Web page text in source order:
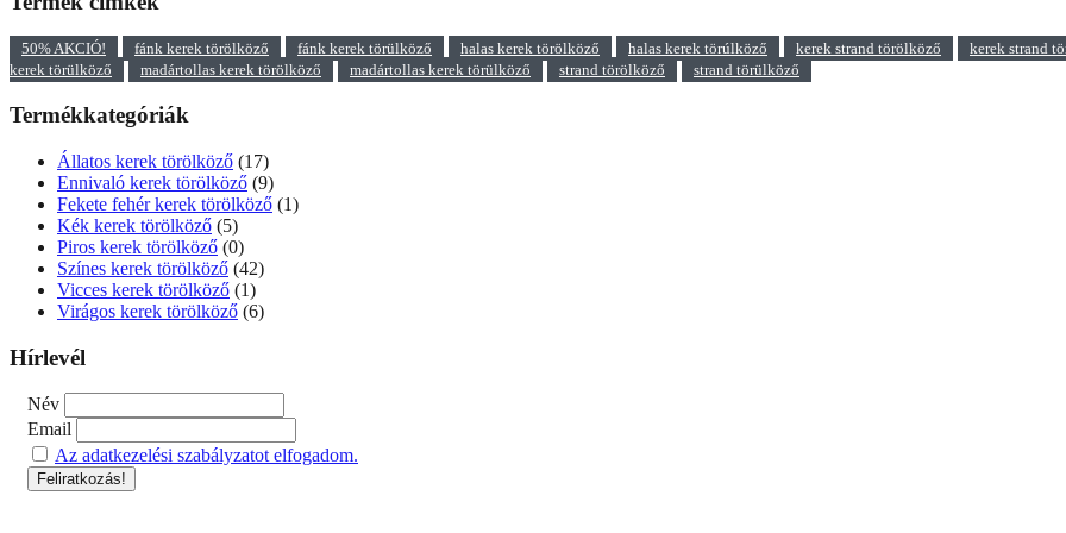
50% AKCIÓ! fánk kerek törölköző fánk kerek törülköző halas kerek törölköző halas kerek törúlköző kerek strand törölköző kerek strand
kerek törülköző
madártollas kerek törölköző madártollas kerek törülköző strand törölköző strand törülköző
Termékkategóriák
Állatos kerek törölköző (17)
Ennivaló kerek törölköző (9)
Fekete fehér kerek törölköző (1)
Kék kerek törölköző (5)
Piros kerek törölköző (0)
Színes kerek törölköző (42)
Vicces kerek törölköző (1)
Virágos kerek törölköző (6)
Hírlevél
Név
Email
Az adatkezelési szabályzatot elfogadom.